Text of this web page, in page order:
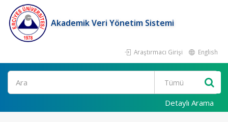
Akademik Veri Yönetim Sistemi
Araştırmacı Girişi English
Ara
Detaylı Arama